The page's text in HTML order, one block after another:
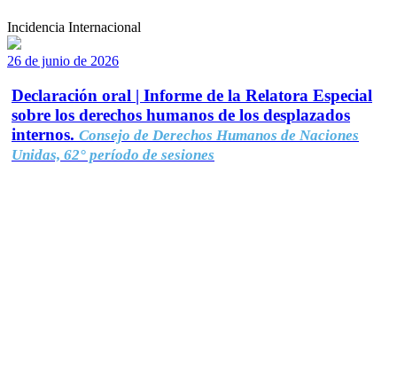
Incidencia Internacional
26 de junio de 2026
Declaración oral | Informe de la Relatora Especial
sobre los derechos humanos de los desplazados
internos. Consejo de Derechos Humanos de Naciones
Unidas, 62° período de sesiones